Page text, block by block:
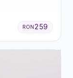
RON259